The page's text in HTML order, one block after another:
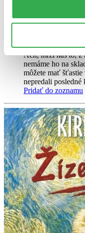
Historické drama s
natočeno na základě
Vypredané
Ach, mrzí nás to, z
nemáme ho na
môžete mať
nepredali posledné
Pridať do zoznamu